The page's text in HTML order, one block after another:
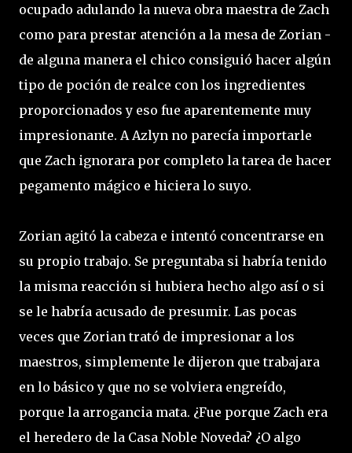
ocupado adulando la nueva obra maestra de Zach
como para prestar atención a la mesa de Zorian -
de alguna manera el chico consiguió hacer algún
tipo de poción de realce con los ingredientes
proporcionados y eso fue aparentemente muy
impresionante. A Azlyn no parecía importarle
que Zach ignorara por completo la tarea de hacer
pegamento mágico e hiciera lo suyo.
Zorian agitó la cabeza e intentó concentrarse en
su propio trabajo. Se preguntaba si habría tenido
la misma reacción si hubiera hecho algo así o si
se le habría acusado de presumir. Las pocas
veces que Zorian trató de impresionar a los
maestros, simplemente le dijeron que trabajara
en lo básico y que no se volviera engreído,
porque la arrogancia mata. ¿Fue porque Zach era
el heredero de la Casa Noble Noveda? ¿O algo